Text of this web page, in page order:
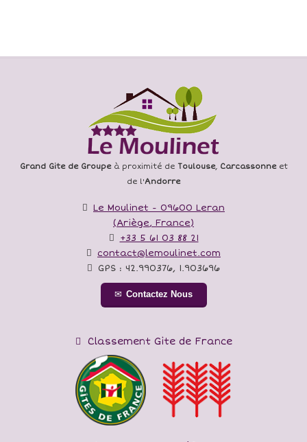
Grand Gite de Groupeà proximité de Toulouse, Carcassonneet
de l'Andorre
Le Moulinet - 09600 Leran
(Ariège, France)
+33 5 61 03 88 21
contact@lemoulinet.com
GPS : 42.990376, 1.903696
Contactez Nous
Classement Gite de France